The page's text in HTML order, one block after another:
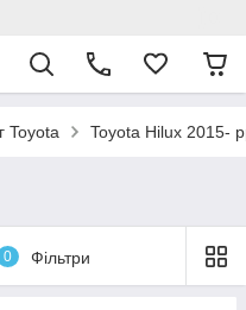
Toyota Toyota Hilux 2015-
0 Фільтри